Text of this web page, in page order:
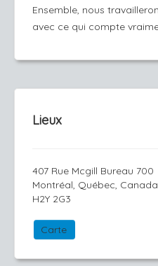
Ensemble, nous
avec ce qui compte
Lieux
407 Rue Mcgill Bureau 700
Montréal, Québec, Canada
H2Y 2G3
Carte